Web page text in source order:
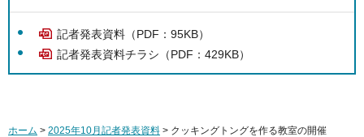
記者発表資料（PDF：95KB）
記者発表資料チラシ（PDF：429KB）
ホーム > 2025年10月記者発表資料 > クッキングトングを作る教室の開催